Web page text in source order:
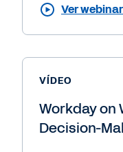
Ver
VÍDEO
Workday on
Decision-